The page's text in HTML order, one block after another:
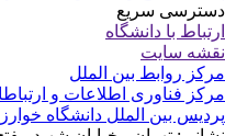
سریع
با دانشگاه
سایت
روابط بین الملل
فناوری اطلاعات و
بین الملل دانشگاه